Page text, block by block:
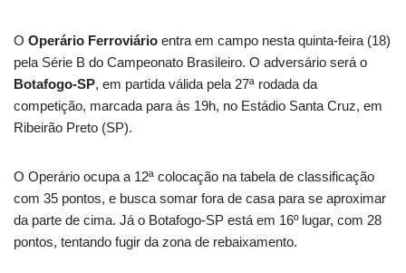
O Operário Ferroviário entra em campo nesta quinta-feira (18)
pela Série B do Campeonato Brasileiro. O adversário será o
Botafogo-SP, em partida válida pela 27ª rodada da
competição, marcada para às 19h, no Estádio Santa Cruz, em
Ribeirão Preto (SP).
O Operário ocupa a 12ª colocação na tabela de classificação
com 35 pontos, e busca somar fora de casa para se aproximar
da parte de cima. Já o Botafogo-SP está em 16º lugar, com 28
pontos, tentando fugir da zona de rebaixamento.